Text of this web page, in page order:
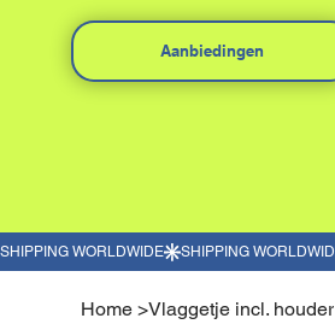
Aanbiedingen
Home >Vlaggetje incl. houder